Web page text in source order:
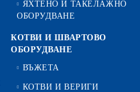
ЯХТЕНО И ТАКЕЛАЖНО
ОБОРУДВАНЕ
КОТВИ И ШВАРТОВО
ОБОРУДВАНЕ
ВЪЖЕТА
КОТВИ И ВЕРИГИ